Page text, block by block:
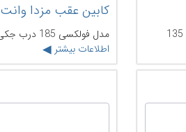
کابین عقب مزدا وانت
مدل فولکسی 185 درب جکی
اطلاعات بیشتر